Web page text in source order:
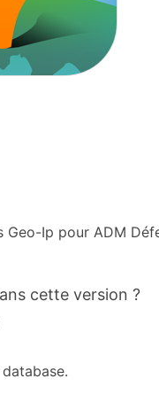
Geo-Ip pour ADM
cette version ?